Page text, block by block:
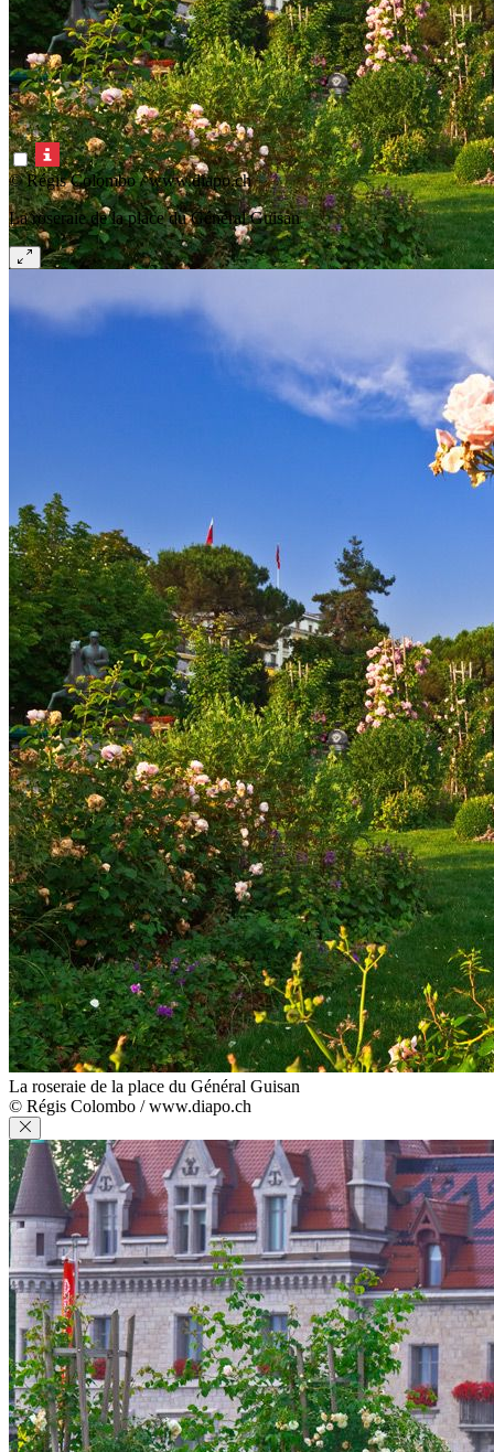
© Régis Colombo / www.diapo.ch
La roseraie de la place du Général Guisan
La roseraie de la place du Général Guisan
© Régis Colombo / www.diapo.ch